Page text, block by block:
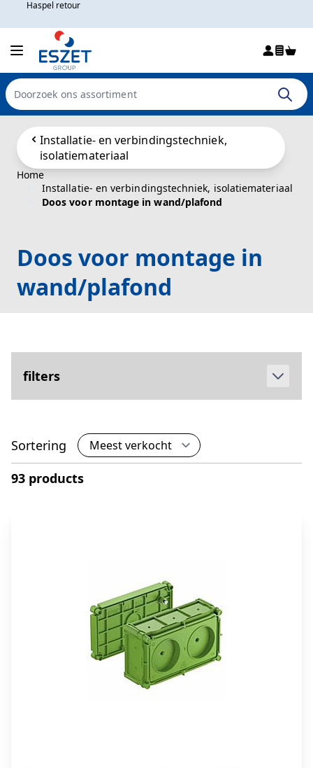
Haspel retour
Doorzoek de hele winkel
Installatie- en verbindingstechniek,
isolatiemateriaal
Home
Installatie- en verbindingstechniek, isolatiemateriaal
Doos voor montage in wand/plafond
Doos voor montage in
wand/plafond
filters
Sortering
93 products